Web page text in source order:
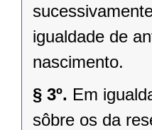
igualdade de
nascimento.
§ 3º. Em
sôbre os da